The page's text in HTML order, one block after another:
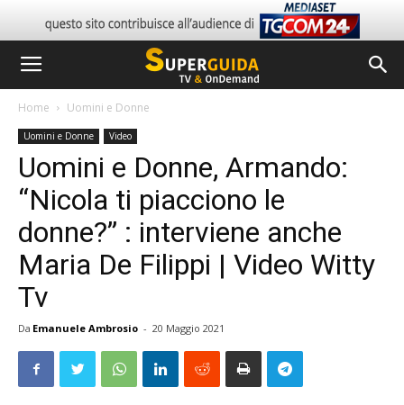
Home Uomini e Donne
Uomini e Donne Video
Uomini e Donne, Armando:
“Nicola ti piacciono le
donne?” : interviene anche
Maria De Filippi | Video Witty
Tv
Da Emanuele Ambrosio - 20 Maggio 2021